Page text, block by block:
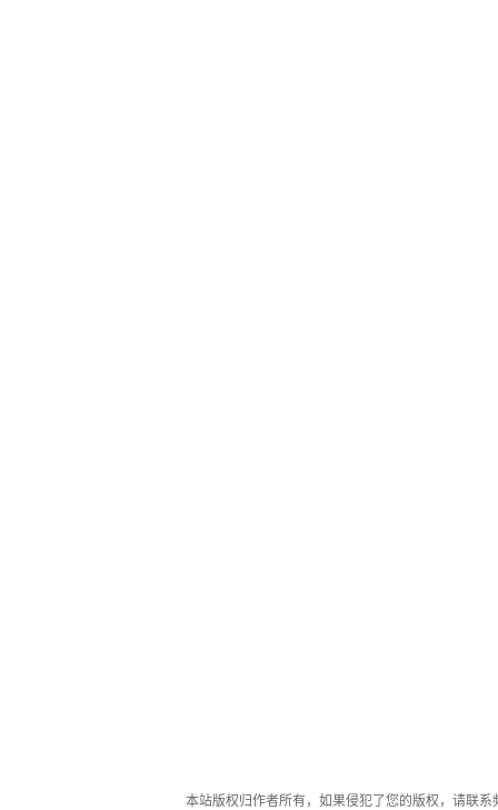
本站版权归作者所有，如果侵犯了您的版权，请联